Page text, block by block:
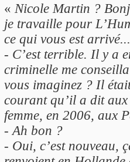
« Nicole Martin ?
je travaille pour
ce qui vous est arrivé...
- C’est terrible. Il y a
criminelle me
vous imaginez ? Il
courant qu’il a dit
femme, en 2006, aux
- Ah bon ?
- Oui, c’est nouveau,